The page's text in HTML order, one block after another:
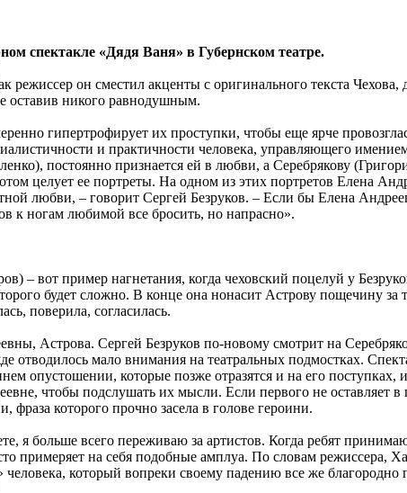
спектакле «Дядя Ваня» в Губернском театре.
он сместил акценты с оригинального текста Чехова,
оставив никого равнодушным.
гипертрофирует их проступки, чтобы еще ярче
и практичности человека, управляющего
постоянно признается ей в любви, а Серебрякову
целует ее портреты. На одном из этих портретов Елена
любви, – говорит Сергей Безруков. – Если бы Елена
к ногам любимой все бросить, но напрасно».
вот пример нагнетания, когда чеховский поцелуй у
будет сложно. В конце она нонасит Астрову пощечину за
поверила, согласилась.
Астрова. Сергей Безруков по-новому смотрит на
мало внимания на театральных подмостках.
опустошении, которые позже отразятся и на его поступках,
чтобы подслушать их мысли. Если первого не оставляет в
которого прочно засела в голове героини.
я больше всего переживаю за артистов. Когда ребят
примеряет на себя подобные амплуа. По словам режиссера,
который вопреки своему падению все же